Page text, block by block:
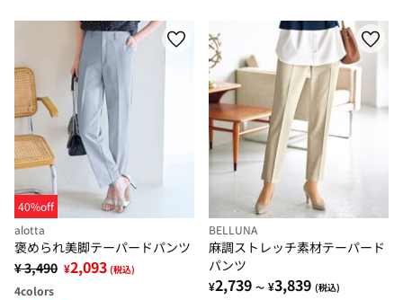
40%off
alotta
褒められ美脚テーパードパンツ
¥ 3,490 ¥2,093 (税込)
4colors
BELLUNA
麻調ストレッチ素材テーパード
パンツ
¥2,739 ～ ¥3,839 (税込)